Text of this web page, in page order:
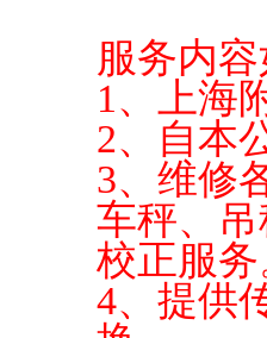
服务内
1、上海
2、自本
3、维修
车秤、
校正服
4、提供